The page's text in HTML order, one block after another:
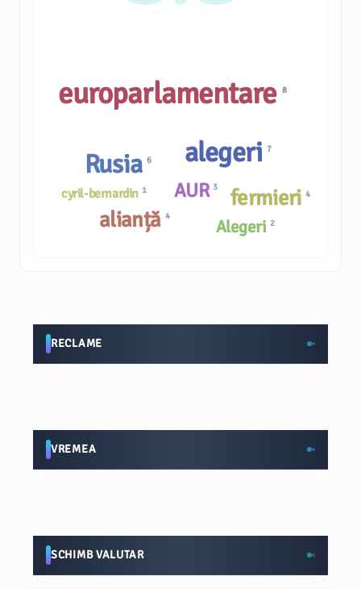
cyril-bernardin 1 fermieri 4
alianță 4
Alegeri 2
Rusia6 alegeri7
europarlamentare8
AUR 3
RECLAME
VREMEA
SCHIMB VALUTAR